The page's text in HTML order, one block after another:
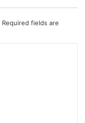
Required fields are